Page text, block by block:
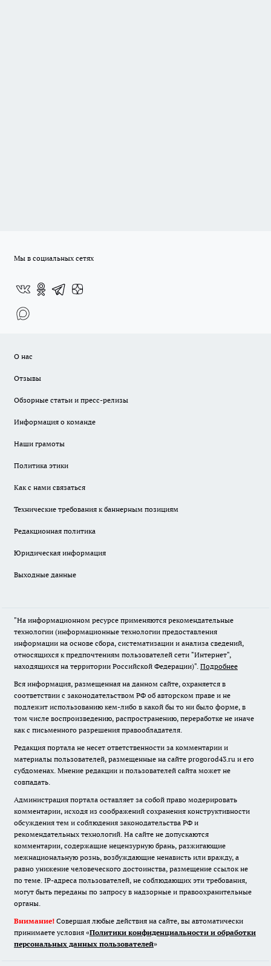
Мы в социальных сетях
О нас
Отзывы
Обзорные статьи и пресс-релизы
Информация о команде
Наши грамоты
Политика этики
Как с нами связаться
Технические требования к баннерным позициям
Редакционная политика
Юридическая информация
Выходные данные
"На информационном ресурсе применяются рекомендательные
технологии (информационные технологии предоставления
информации на основе сбора, систематизации и анализа сведений,
относящихся к предпочтениям пользователей сети "Интернет",
находящихся на территории Российской Федерации)". Подробнее
Вся информация, размещенная на данном сайте, охраняется в
соответствии с законодательством РФ об авторском праве и не
подлежит использованию кем-либо в какой бы то ни было форме, в
том числе воспроизведению, распространению, переработке не иначе
как с письменного разрешения правообладателя.
Редакция портала не несет ответственности за комментарии и
материалы пользователей, размещенные на сайте progorod43.ru и его
субдоменах. Мнение редакции и пользователей сайта может не
совпадать.
Администрация портала оставляет за собой право модерировать
комментарии, исходя из соображений сохранения конструктивности
обсуждения тем и соблюдения законодательства РФ и
рекомендательных технологий. На сайте не допускаются
комментарии, содержащие нецензурную брань, разжигающие
межнациональную рознь, возбуждающие ненависть или вражду, а
равно унижение человеческого достоинства, размещение ссылок не
по теме. IP-адреса пользователей, не соблюдающих эти требования,
могут быть переданы по запросу в надзорные и правоохранительные
органы.
Внимание! Совершая любые действия на сайте, вы автоматически
принимаете условия «Политики конфиденциальности и обработки
персональных данных пользователей»